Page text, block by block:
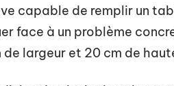
capable de remplir un
face à un problème
de largeur et 20 cm de